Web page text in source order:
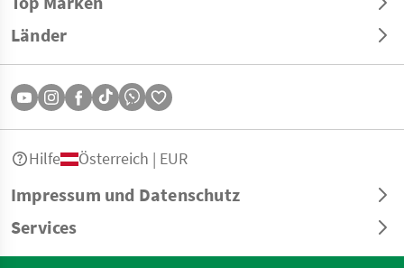
Länder
Impressum und Datenschutz
Services
Hilfe Österreich | EUR